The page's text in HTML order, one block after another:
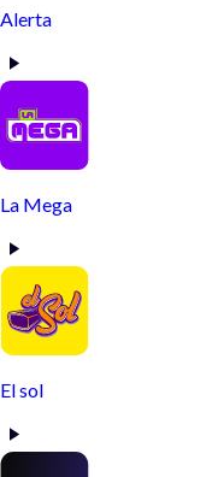
Alerta
La Mega
El sol